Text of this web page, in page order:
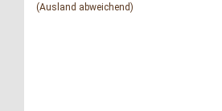
(Ausland abweichend)